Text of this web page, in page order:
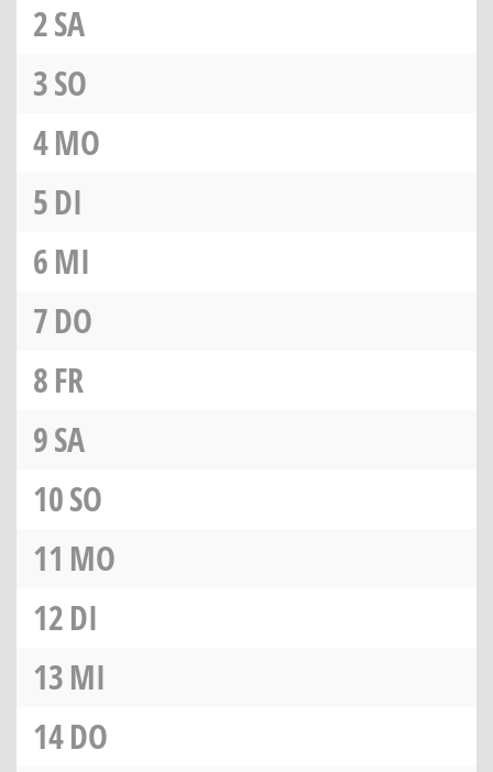
2SA
3SO
4MO
5DI
6MI
7DO
8FR
9SA
10SO
11 MO
12DI
13MI
14DO